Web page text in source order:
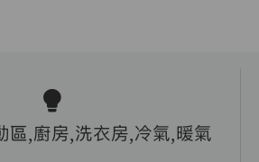
區,廚房,洗衣房,冷氣,暖氣